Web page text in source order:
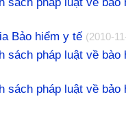
Bảo hiểm y tế (2010-
sách pháp luật về bào
sách pháp luật về bảo